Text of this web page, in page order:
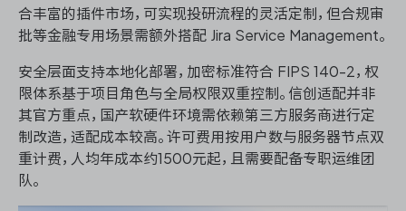
合丰富的插件市场，可实现投研流程的灵活定制，但合规审
批等金融专用场景需额外搭配 Jira Service Management。
安全层面支持本地化部署，加密标准符合 FIPS 140-2，权
限体系基于项目角色与全局权限双重控制。信创适配并非
其官方重点，国产软硬件环境需依赖第三方服务商进行定
制改造，适配成本较高。许可费用按用户数与服务器节点双
重计费，人均年成本约1500元起，且需要配备专职运维团
队。